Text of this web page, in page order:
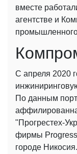
вместе
агентстве и
С апреля 2020
По данным
"Прогрестех-
фирмы
городе